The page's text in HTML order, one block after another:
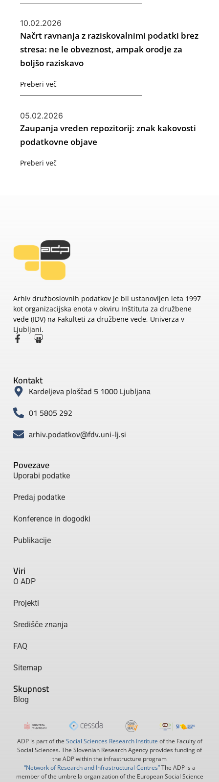
10.02.2026
Načrt ravnanja z raziskovalnimi podatki brez
stresa: ne le obveznost, ampak orodje za
boljšo raziskavo
Preberi več
05.02.2026
Zaupanja vreden repozitorij: znak kakovosti
podatkovne objave
Preberi več
Arhiv družboslovnih podatkov je bil ustanovljen leta 1997
kot organizacijska enota v okviru Inštituta za družbene
vede (IDV) na Fakulteti za družbene vede, Univerza v
Ljubljani.
Povezave
Uporabi podatke
Predaj podatke
Konference in dogodki
Publikacije
Viri
O ADP
Projekti
Središče znanja
FAQ
Sitemap
Skupnost
Blog
Kontakt
Kardeljeva ploščad 5 1000 Ljubljana
01 5805 292
arhiv.podatkov@fdv.uni-lj.si
ADP is part of the Social Sciences Research Institute of the Faculty of
Social Sciences. The Slovenian Research Agency provides funding of
the ADP within the infrastructure program
“Network of Research and Infrastructural Centres”The ADP is a
member of the umbrella organization of the European Social Science